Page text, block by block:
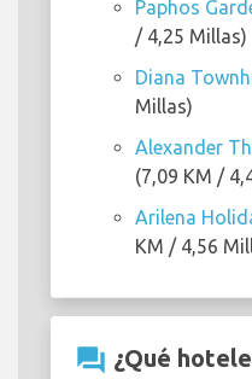
Paphos
/ 4,25 Millas)
Diana
Millas)
Alexander
(7,09 KM /
Arilena
KM / 4,56
question_answer ¿Qué